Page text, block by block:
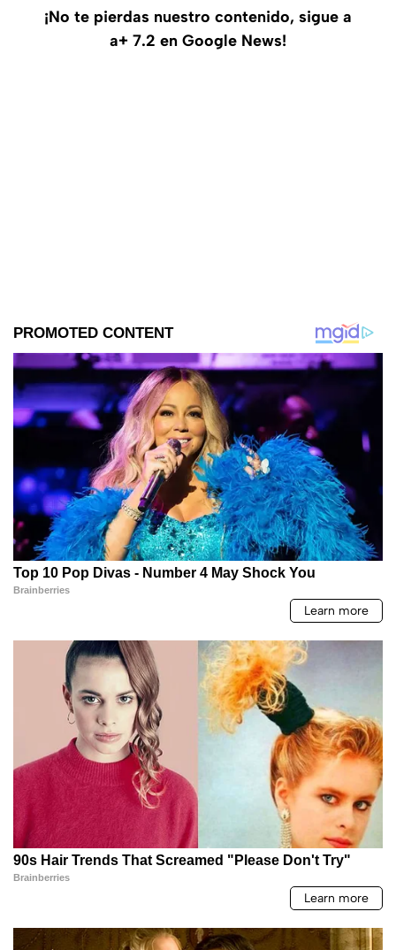
¡No te pierdas nuestro contenido, sigue a
a+ 7.2 en Google News!